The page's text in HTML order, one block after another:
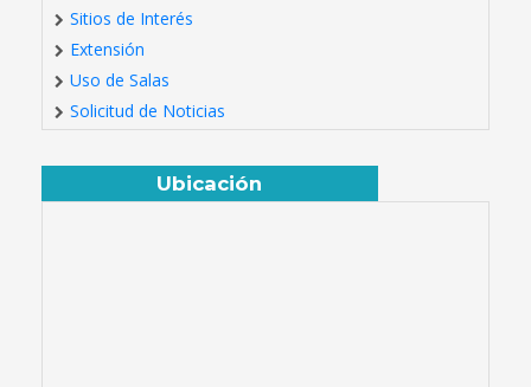
Sitios de Interés
Extensión
Uso de Salas
Solicitud de Noticias
Ubicación